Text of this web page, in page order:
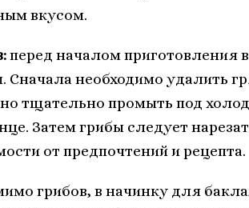
вкусом.
перед началом приготовления
Сначала необходимо удалить
тщательно промыть под
Затем грибы следует
от предпочтений и рецепта.
грибов, в начинку для